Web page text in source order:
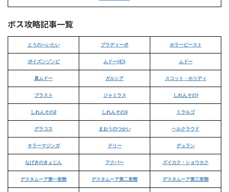
ボス攻略記事一覧
とうのへいたい ブラディーポ ホラービースト
ポイズンゾンビ ムドー(幻) ムドー
真ムドー ガルシア スコット・ホリディ
ブラスト ジャミラス しれんその1
しれんその2 しれんその3 ミラルゴ
グラコス まおうのつかい ヘルクラウド
キラーマジンガ テリー デュラン
なげきのきょじん アクバー ズイカク・ショウカク
デスタムーア第一形態 デスタムーア第二形態 デスタムーア第三形態